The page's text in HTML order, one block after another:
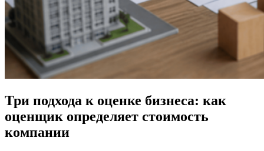
Три подхода к оценке бизнеса: как
оценщик определяет стоимость
компании